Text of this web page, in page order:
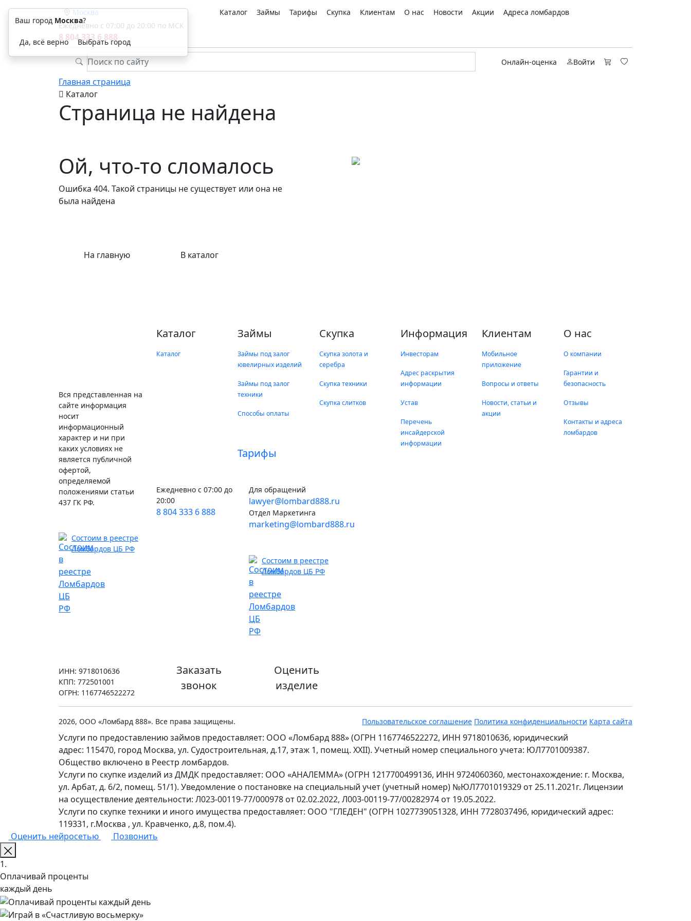
Москва Каталог Займы Тарифы Скупка Клиентам О нас Новости Акции
Адреса ломбардов
Ежедневно с 07:00 до 20:00 по МСК
8 804 333 6 888
Онлайн-оценка Войти
Главная страница
Каталог
Страница не найдена
Ой, что-то сломалось
Ошибка 404. Такой страницы не существует или она не
была найдена
На главную В каталог
Вся представленная на
сайте информация
носит
информационный
характер и ни при
каких условиях не
является публичной
офертой,
определяемой
положениями статьи
437 ГК РФ.
Состоим в реестре
Ломбардов ЦБ РФ
ИНН: 9718010636
КПП: 772501001
ОГРН: 1167746522272
Каталог
Каталог
Займы
Займы под залог
ювелирных изделий
Займы под залог
техники
Способы оплаты
Тарифы
Скупка
Скупка золота и
серебра
Скупка техники
Скупка слитков
Информация
Инвесторам
Адрес раскрытия
информации
Устав
Перечень
инсайдерской
информации
Клиентам
Мобильное
приложение
Вопросы и ответы
Новости, статьи и
акции
О нас
О компании
Гарантии и
безопасность
Отзывы
Контакты и адреса
ломбардов
Ежедневно с 07:00 до
20:00
8 804 333 6 888
Для обращений
lawyer@lombard888.ru
Отдел Маркетинга
marketing@lombard888.ru
Состоим в реестре
Ломбардов ЦБ РФ
Заказать
звонок
Оценить
изделие
2026, ООО «Ломбард 888». Все права защищены. Пользовательское соглашение Политика конфиденциальности Карта сайта
Услуги по предоставлению займов предоставляет: ООО «Ломбард 888» (ОГРН 1167746522272, ИНН 9718010636, юридический
адрес: 115470, город Москва, ул. Судостроительная, д.17, этаж 1, помещ. XXII). Учетный номер специального учета: ЮЛ7701009387.
Общество включено в Реестр ломбардов.
Услуги по скупке изделий из ДМДК предоставляет: ООО «АНАЛЕММА» (ОГРН 1217700499136, ИНН 9724060360, местонахождение: г. Москва,
ул. Арбат, д. 6/2, помещ. 51/1). Уведомление о постановке на специальный учет (учетный номер) №ЮЛ7701019329 от 25.11.2021г. Лицензии
на осуществление деятельности: Л023-00119-77/000978 от 02.02.2022, Л003-00119-77/00282974 от 19.05.2022.
Услуги по скупке техники и иного имущества предоставляет: ООО "ГЛЕДЕН" (ОГРН 1027739051328, ИНН 7728037496, юридический адрес:
119331, г.Москва , ул. Кравченко, д.8, пом.4).
Оценить нейросетью
Позвонить
Ваш город Москва?
Да, всё верно Выбрать город
1.
Оплачивай проценты
каждый день